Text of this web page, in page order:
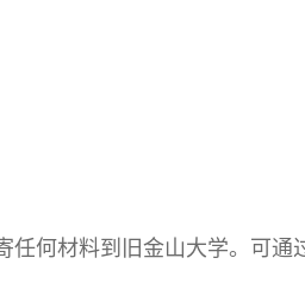
何材料到旧金山大学。可通